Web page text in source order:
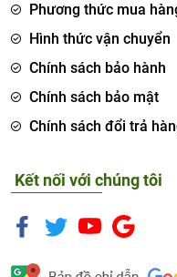
Phương thức mua
Hình thức vận chuyển
Chính sách bảo hành
Chính sách bảo mật
Chính sách đổi trả
Kết nối với chúng tôi